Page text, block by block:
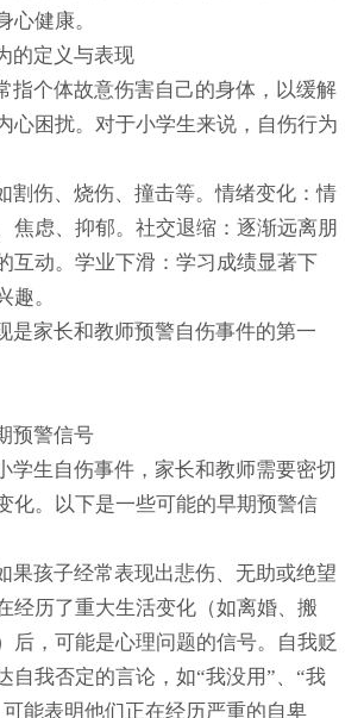
心健康。
的定义与表现
指个体故意伤害自己的身体，以缓解
心困扰。对于小学生来说，自伤行为
割伤、烧伤、撞击等。情绪变化：情
焦虑、抑郁。社交退缩：逐渐远离朋
互动。学业下滑：学习成绩显著下
趣。
是家长和教师预警自伤事件的第一
预警信号
学生自伤事件，家长和教师需要密切
化。以下是一些可能的早期预警信
果孩子经常表现出悲伤、无助或绝望
经历了重大生活变化（如离婚、搬
后，可能是心理问题的信号。自我贬
自我否定的言论，如“我没用”、“我
能表明他们正在经历严重的自卑